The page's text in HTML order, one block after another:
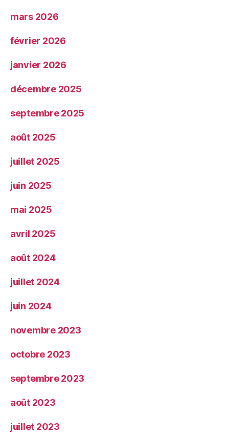
mars 2026
février 2026
janvier 2026
décembre 2025
septembre 2025
août 2025
juillet 2025
juin 2025
mai 2025
avril 2025
août 2024
juillet 2024
juin 2024
novembre 2023
octobre 2023
septembre 2023
août 2023
juillet 2023